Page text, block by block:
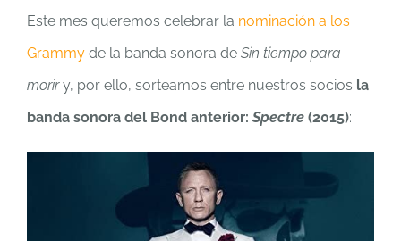
Este mes queremos celebrar la nominación a los
Grammy de la banda sonora de Sin tiempo para
moriry, por ello, sorteamos entre nuestros socios la
banda sonora del Bond anterior: Spectre (2015):